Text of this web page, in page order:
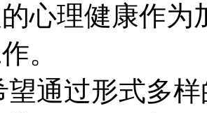
心理健康作
。
望通过形式多